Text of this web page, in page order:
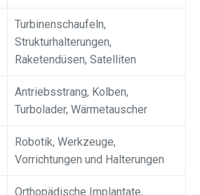
Turbinenschaufeln,
Strukturhalterungen,
Raketendüsen, Satelliten
Antriebsstrang, Kolben,
Turbolader, Wärmetauscher
Robotik, Werkzeuge,
Vorrichtungen und Halterungen
Orthopädische Implantate,